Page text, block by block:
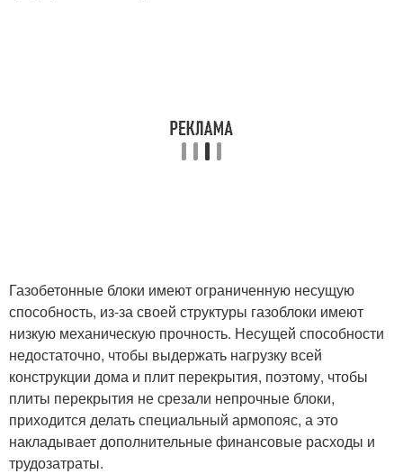
Газобетонные блоки имеют ограниченную несущую
способность, из-за своей структуры газоблоки имеют
низкую механическую прочность. Несущей способности
недостаточно, чтобы выдержать нагрузку всей
конструкции дома и плит перекрытия, поэтому, чтобы
плиты перекрытия не срезали непрочные блоки,
приходится делать специальный армопояс, а это
накладывает дополнительные финансовые расходы и
трудозатраты.